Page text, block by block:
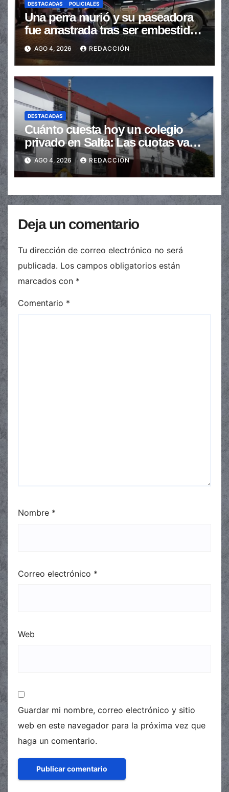
DESTACADAS POLICIALES
Una perra murió y su paseadora
fue arrastrada tras ser embestidas
en la senda peatonal
AGO 4, 2026 REDACCIÓN
DESTACADAS
Cuánto cuesta hoy un colegio
privado en Salta: Las cuotas van
de $110.000 a más de $600.000
AGO 4, 2026 REDACCIÓN
Deja un comentario
Tu dirección de correo electrónico no será
publicada. Los campos obligatorios están
marcados con *
Comentario *
Nombre *
Correo electrónico *
Web
Guardar mi nombre, correo electrónico y sitio
web en este navegador para la próxima vez que
haga un comentario.